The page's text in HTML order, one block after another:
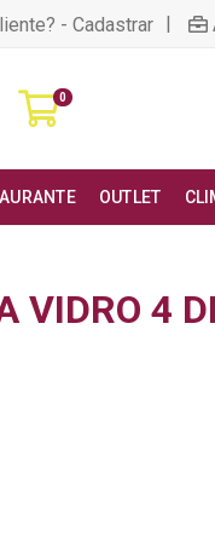
- Cadastrar |
0
OUTLET
VIDRO 4